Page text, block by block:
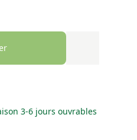
3-6 jours ouvrables